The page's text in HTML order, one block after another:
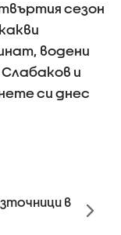
сезон
водени
и
си днес
в